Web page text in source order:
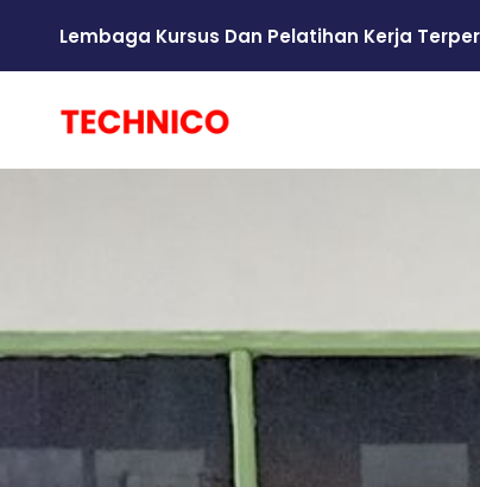
Lembaga Kursus Dan Pelatihan Kerja